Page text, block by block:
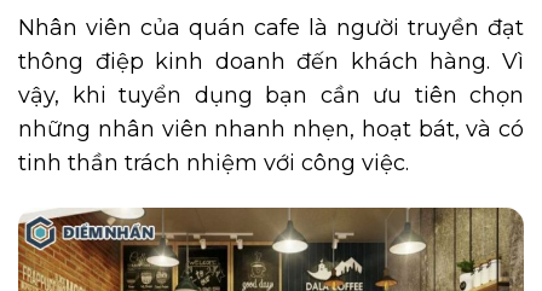
Nhân viên của quán cafe là người truyền đạt
thông điệp kinh doanh đến khách hàng. Vì
vậy, khi tuyển dụng bạn cần ưu tiên chọn
những nhân viên nhanh nhẹn, hoạt bát, và có
tinh thần trách nhiệm với công việc.